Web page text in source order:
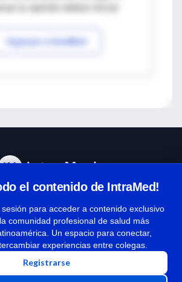
Ingresar a IntraMed
el contenido de IntraMed!
para acceder a contenido exclusivo
comunidad profesional de salud más
Un espacio para conectar,
experiencias entre colegas.
Registrarse
Términos y condiciones
| Políticas de privacidad
derechos reservados | Copyright 1997-2026